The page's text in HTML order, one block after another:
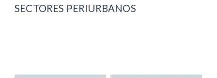
SECTORES PERIURBANOS